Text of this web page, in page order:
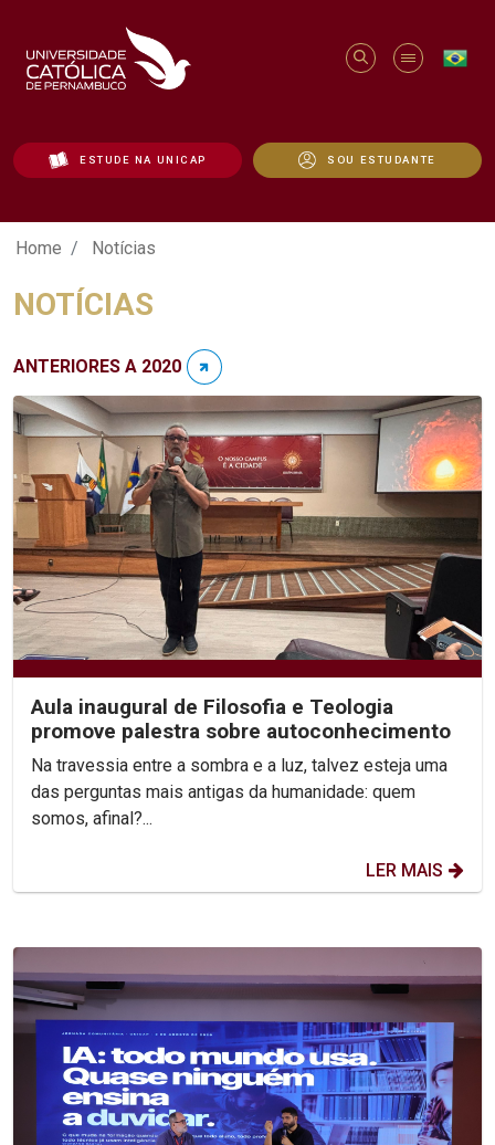
ESTUDE NA UNICAP SOU ESTUDANTE
Notícias - Unicap
Home Notícias
NOTÍCIAS
ANTERIORES A 2020
Aula inaugural de Filosofia e Teologia
promove palestra sobre autoconhecimento
Na travessia entre a sombra e a luz, talvez esteja uma
das perguntas mais antigas da humanidade: quem
somos, afinal?...
LER MAIS